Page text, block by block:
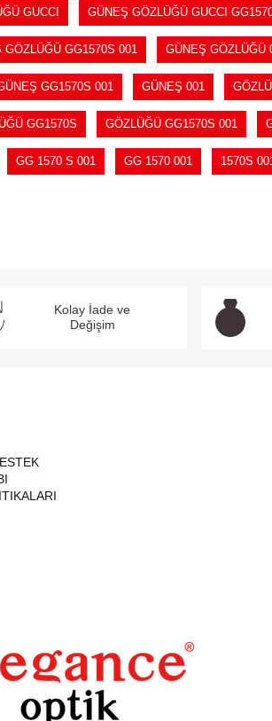
GUCCI GÜNEŞ GÖZLÜĞÜ GUCCI
GÖZLÜĞÜ GG1570S 001 GÜNEŞ GÖZLÜĞÜ
GG1570S 001 GÜNEŞ 001
GG1570S GÖZLÜĞÜ GG1570S 001
GG 1570 S 001 GG 1570 001 1570S
Kolay İade ve
Değişim